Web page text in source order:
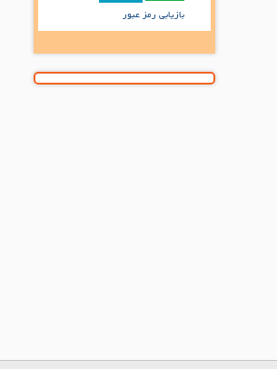
بازیابی رمز عبور